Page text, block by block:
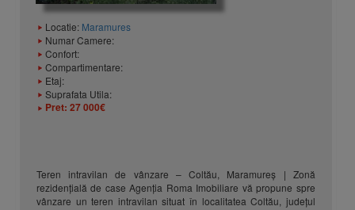
Locatie: Maramures
Numar Camere:
Confort:
Compartimentare:
Etaj:
Suprafata Utila:
Pret: 27 000€
Teren intravilan de vânzare – Coltău, Maramureș | Zonă
rezidențială de case Agenția Roma Imobiliare vă propune spre
vânzare un teren intravilan situat în localitatea Coltău, județul